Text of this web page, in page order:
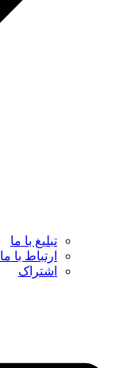
تبلیغ با ما
ارتباط با ما
اشتراک